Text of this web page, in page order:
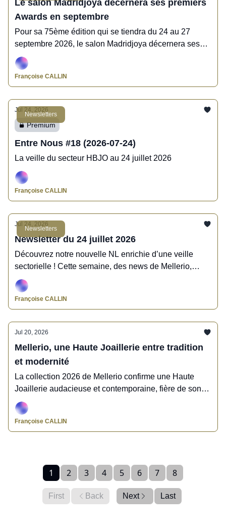
Le salon Madridjoya décernera ses premiers
Awards en septembre
Pour sa 75ème édition qui se tiendra du 24 au 27
septembre 2026, le salon Madridjoya décernera ses
premiers Awards aux professionnels de la bijouterie,
de la joaillerie et de l'horlogerie.
Françoise CALLIN
Newsletters
Jul 24, 2026
Premium
Entre Nous #18 (2026-07-24)
La veille du secteur HBJO au 24 juillet 2026
Françoise CALLIN
Newsletters
Jul 24, 2026
Newsletter du 24 juillet 2026
Découvrez notre nouvelle NL enrichie d’une veille
sectorielle ! Cette semaine, des news de Mellerio,
Pomellato, Aurélie Bidermann, Kering, Vever,
Mauboussin, Les Néréides, l’Atelier d’Amaya,
Col&McArthur, Casio, Yema, Hamilton, Jaeger-
Françoise CALLIN
Jul 20, 2026
Mellerio, une Haute Joaillerie entre tradition
et modernité
La collection 2026 de Mellerio confirme une Haute
Joaillerie audacieuse et contemporaine, fière de son
héritage et ancrée dans son siècle.
Françoise CALLIN
First Back
1 2 3 4 5 6 7 8
Next Last